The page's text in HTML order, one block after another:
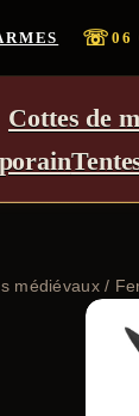
☏06
Cottes de
médiévaux/